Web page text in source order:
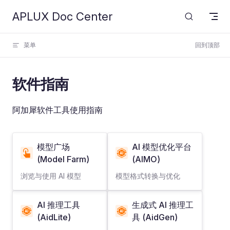
Skip to content
APLUX Doc Center
菜单 回到顶部
软件指南
阿加犀软件工具使用指南
模型广场
(Model Farm)
浏览与使用 AI 模型
AI 模型优化平台
(AIMO)
模型格式转换与优化
AI 推理工具
(AidLite)
生成式 AI 推理工
具 (AidGen)